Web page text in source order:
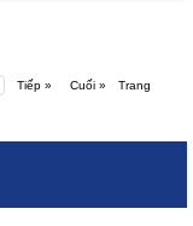
Tiếp » Cuối »
Trang